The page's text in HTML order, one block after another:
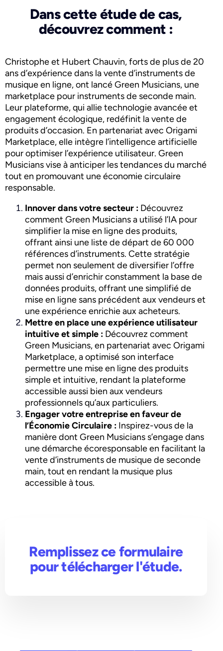
Dans cette étude de cas,
découvrez comment :
Christophe et Hubert Chauvin, forts de plus de 20
ans d’expérience dans la vente d’instruments de
musique en ligne, ont lancé Green Musicians, une
marketplace pour instruments de seconde main.
Leur plateforme, qui allie technologie avancée et
engagement écologique, redéfinit la vente de
produits d’occasion. En partenariat avec Origami
Marketplace, elle intègre l’intelligence artificielle
pour optimiser l’expérience utilisateur. Green
Musicians vise à anticiper les tendances du marché
tout en promouvant une économie circulaire
responsable.
Innover dans votre secteur : Découvrez
comment Green Musicians a utilisé l’IA pour
simplifier la mise en ligne des produits,
offrant ainsi une liste de départ de 60 000
références d’instruments. Cette stratégie
permet non seulement de diversifier l’offre
mais aussi d’enrichir constamment la base de
données produits, offrant une simplifié de
mise en ligne sans précédent aux vendeurs et
une expérience enrichie aux acheteurs.
Mettre en place une expérience utilisateur
intuitive et simple : Découvrez comment
Green Musicians, en partenariat avec Origami
Marketplace, a optimisé son interface
permettre une mise en ligne des produits
simple et intuitive, rendant la plateforme
accessible aussi bien aux vendeurs
professionnels qu’aux particuliers.
Engager votre entreprise en faveur de
l’Économie Circulaire : Inspirez-vous de la
manière dont Green Musicians s’engage dans
une démarche écoresponsable en facilitant la
vente d’instruments de musique de seconde
main, tout en rendant la musique plus
accessible à tous.
Remplissez ce formulaire
pour télécharger l'étude.